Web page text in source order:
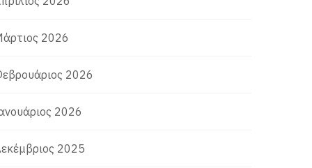
2026
2026
2026
2025